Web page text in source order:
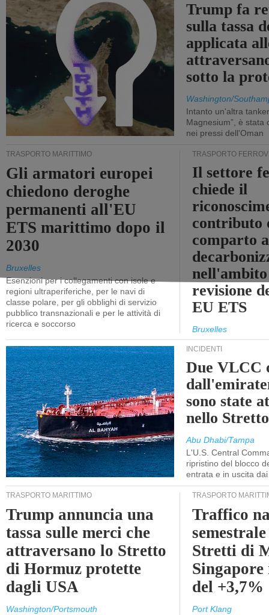
Trump fa
sulla tassa
applicata
sotto la
Washington/
Intanto un'altra
Magnesium”, è stata
nei pressi dell'Oman
TRASPORTO MARITTIMO
Gli armatori europei
chiedono deroghe
permanenti all'EU
ETS marittimo dopo il
2030
Bruxelles
Esenzioni per i collegamenti con isole e
regioni ultraperiferiche, per le navi di
classe polare, per gli obblighi di servizio
pubblico transnazionali e per le attività di
ricerca e soccorso
TRASPORTO
Il settore
chiede il
contributo
comparto
revisione
EU ETS
Bruxelles
INCIDENTI
Due VLCC
sono state
nello
Abu Dhabi/Tampa
L'U.S. Central
ripristino del blocco
entrata e in uscita
TRASPORTO MARITTIMO
Trump annuncia una
tassa sulle merci che
attraversano lo Stretto
di Hormuz protette
dagli USA
Washington/Portsmouth
TRASPORTO
Traffico
Stretti di
del +3,7%
Port Klang